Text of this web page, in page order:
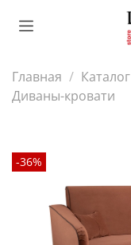
Главная Каталог
Диваны-кровати
-36%